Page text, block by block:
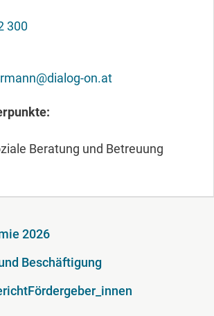
300
on.at
Beratung und Betreuung
2026
Beschäftigung
Fördergeber_innen